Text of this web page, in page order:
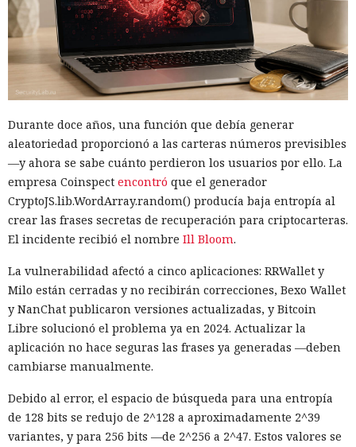
Durante doce años, una función que debía generar
aleatoriedad proporcionó a las carteras números previsibles
—y ahora se sabe cuánto perdieron los usuarios por ello. La
empresa Coinspect encontró que el generador
CryptoJS.lib.WordArray.random() producía baja entropía al
crear las frases secretas de recuperación para criptocarteras.
El incidente recibió el nombre Ill Bloom.
La vulnerabilidad afectó a cinco aplicaciones: RRWallet y
Milo están cerradas y no recibirán correcciones, Bexo Wallet
y NanChat publicaron versiones actualizadas, y Bitcoin
Libre solucionó el problema ya en 2024. Actualizar la
aplicación no hace seguras las frases ya generadas —deben
cambiarse manualmente.
Debido al error, el espacio de búsqueda para una entropía
de 128 bits se redujo de 2^128 a aproximadamente 2^39
variantes, y para 256 bits —de 2^256 a 2^47. Estos valores se